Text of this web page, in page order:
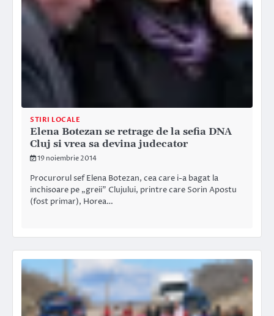
STIRI LOCALE
Elena Botezan se retrage de la sefia DNA
Cluj si vrea sa devina judecator
19 noiembrie 2014
Procurorul sef Elena Botezan, cea care i-a bagat la
inchisoare pe „greii” Clujului, printre care Sorin Apostu
(fost primar), Horea…